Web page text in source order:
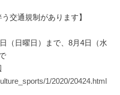
交通規制があります】
（日曜日）まで、8月4日（水
1/2020/20424.html